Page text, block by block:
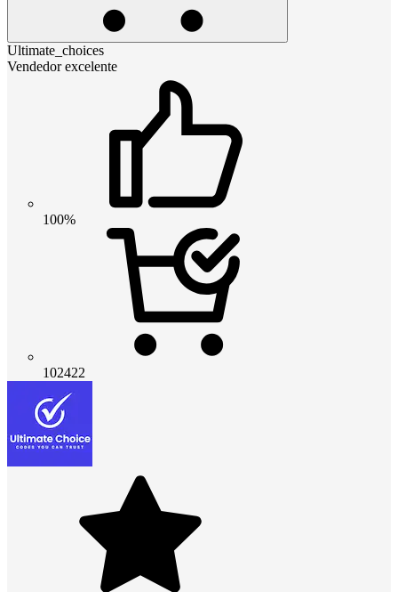
Ultimate_choices
Vendedor excelente
100%
102422